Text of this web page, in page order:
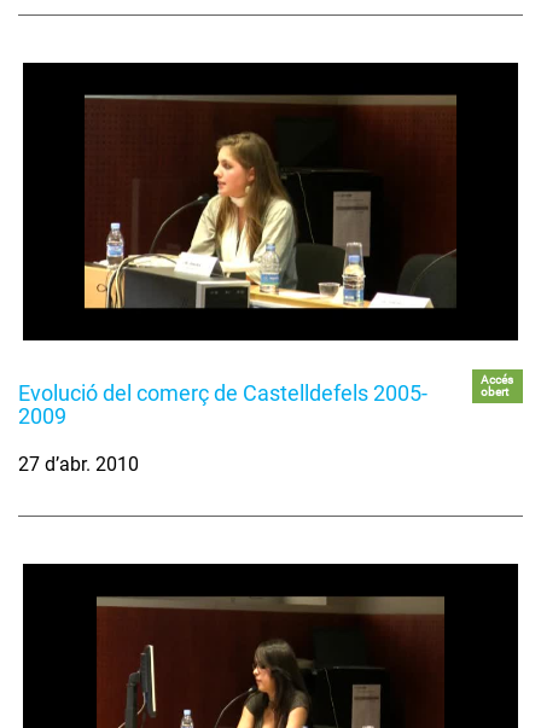
Evolució del comerç de Castelldefels 2005-
2009
Accés
obert
27 d’abr. 2010